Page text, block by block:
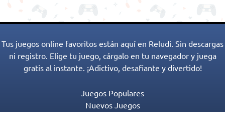
Tus juegos online favoritos están aquí en Reludi. Sin descargas
ni registro. Elige tu juego, cárgalo en tu navegador y juega
gratis al instante. ¡Adictivo, desafiante y divertido!
Juegos Populares
Nuevos Juegos